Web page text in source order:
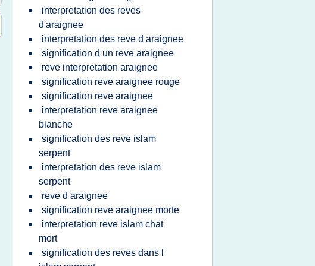
interpretation des reves
d'araignee
interpretation des reve d araignee
signification d un reve araignee
reve interpretation araignee
signification reve araignee rouge
signification reve araignee
interpretation reve araignee
blanche
signification des reve islam
serpent
interpretation des reve islam
serpent
reve d araignee
signification reve araignee morte
interpretation reve islam chat
mort
signification des reves dans l